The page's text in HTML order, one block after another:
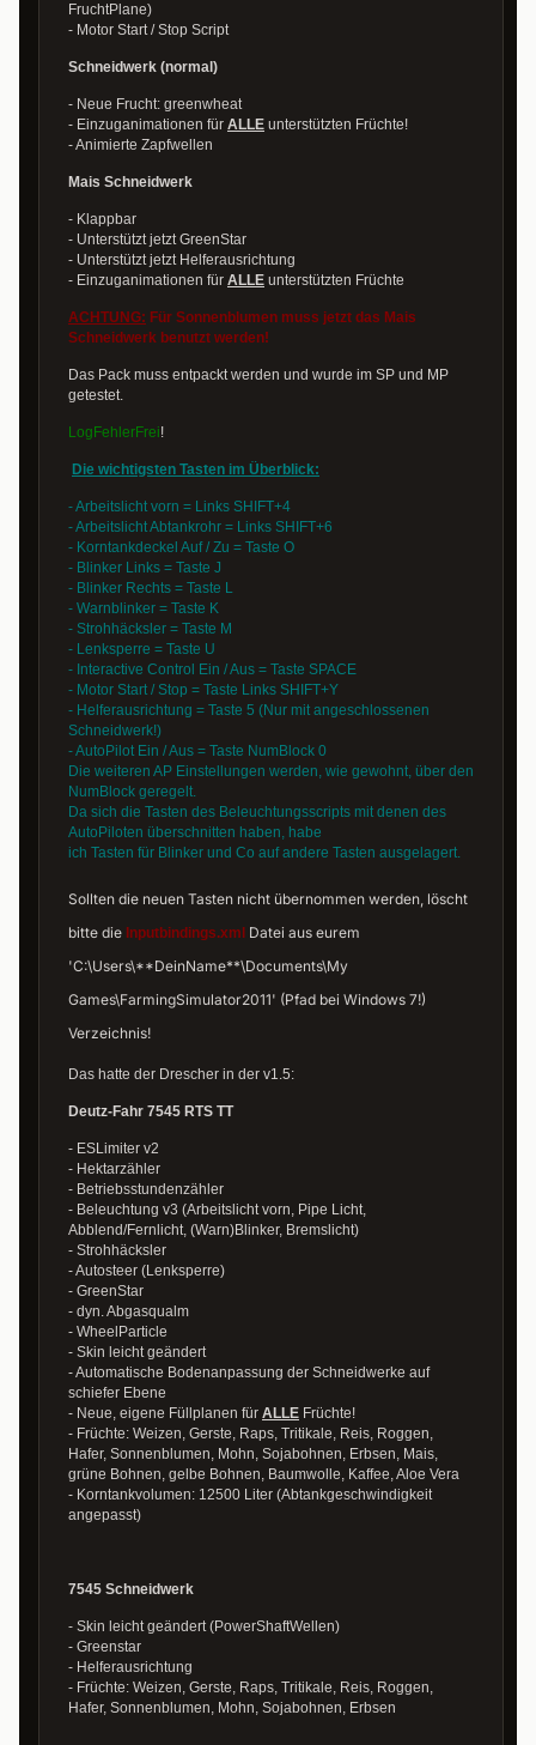
FruchtPlane)
- Motor Start / Stop Script
Schneidwerk (normal)
- Neue Frucht: greenwheat
- Einzuganimationen für ALLE unterstützten Früchte!
- Animierte Zapfwellen
Mais Schneidwerk
- Klappbar
- Unterstützt jetzt GreenStar
- Unterstützt jetzt Helferausrichtung
- Einzuganimationen für ALLE unterstützten Früchte
ACHTUNG: Für Sonnenblumen muss jetzt das Mais
Schneidwerk benutzt werden!
Das Pack muss entpackt werden und wurde im SP und MP
getestet.
LogFehlerFrei!
Die wichtigsten Tasten im Überblick:
- Arbeitslicht vorn = Links SHIFT+4
- Arbeitslicht Abtankrohr = Links SHIFT+6
- Korntankdeckel Auf / Zu = Taste O
- Blinker Links = Taste J
- Blinker Rechts = Taste L
- Warnblinker = Taste K
- Strohhäcksler = Taste M
- Lenksperre = Taste U
- Interactive Control Ein / Aus = Taste SPACE
- Motor Start / Stop = Taste Links SHIFT+Y
- Helferausrichtung = Taste 5 (Nur mit angeschlossenen
Schneidwerk!)
- AutoPilot Ein / Aus = Taste NumBlock 0
Die weiteren AP Einstellungen werden, wie gewohnt, über den
NumBlock geregelt.
Da sich die Tasten des Beleuchtungsscripts mit denen des
AutoPiloten überschnitten haben, habe
ich Tasten für Blinker und Co auf andere Tasten ausgelagert.
Sollten die neuen Tasten nicht übernommen werden, löscht
bitte die Inputbindings.xml Datei aus eurem
'C:\Users\**DeinName**\Documents\My
Games\FarmingSimulator2011' (Pfad bei Windows 7!)
Verzeichnis!
Das hatte der Drescher in der v1.5:
Deutz-Fahr 7545 RTS TT
- ESLimiter v2
- Hektarzähler
- Betriebsstundenzähler
- Beleuchtung v3 (Arbeitslicht vorn, Pipe Licht,
Abblend/Fernlicht, (Warn)Blinker, Bremslicht)
- Strohhäcksler
- Autosteer (Lenksperre)
- GreenStar
- dyn. Abgasqualm
- WheelParticle
- Skin leicht geändert
- Automatische Bodenanpassung der Schneidwerke auf
schiefer Ebene
- Neue, eigene Füllplanen für ALLE Früchte!
- Früchte: Weizen, Gerste, Raps, Tritikale, Reis, Roggen,
Hafer, Sonnenblumen, Mohn, Sojabohnen, Erbsen, Mais,
grüne Bohnen, gelbe Bohnen, Baumwolle, Kaffee, Aloe Vera
- Korntankvolumen: 12500 Liter (Abtankgeschwindigkeit
angepasst)
7545 Schneidwerk
- Skin leicht geändert (PowerShaftWellen)
- Greenstar
- Helferausrichtung
- Früchte: Weizen, Gerste, Raps, Tritikale, Reis, Roggen,
Hafer, Sonnenblumen, Mohn, Sojabohnen, Erbsen